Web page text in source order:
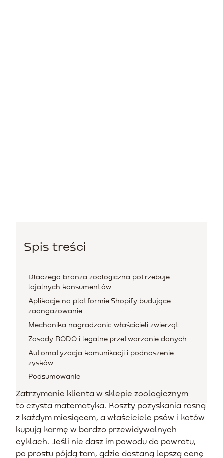
Spis treści
Dlaczego branża zoologiczna potrzebuje
lojalnych konsumentów
Aplikacje na platformie Shopify budujące
zaangażowanie
Mechanika nagradzania właścicieli zwierząt
Zasady RODO i legalne przetwarzanie danych
Automatyzacja komunikacji i podnoszenie
zysków
Podsumowanie
Zatrzymanie klienta w sklepie zoologicznym
to czysta matematyka. Koszty pozyskania rosną
z każdym miesiącem, a właściciele psów i kotów
kupują karmę w bardzo przewidywalnych
cyklach. Jeśli nie dasz im powodu do powrotu,
po prostu pójdą tam, gdzie dostaną lepszą cenę